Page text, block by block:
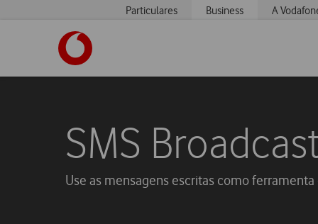
Particulares Business A
SMS
Use as mensagens escritas como